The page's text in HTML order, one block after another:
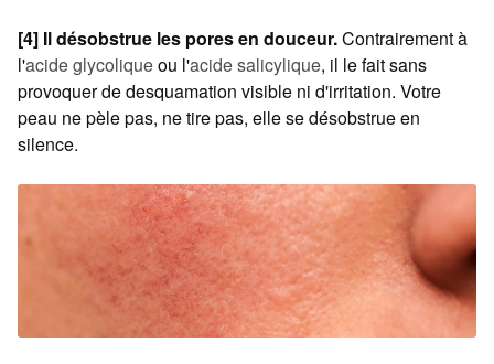
[4] Il désobstrue les pores en douceur.Contrairement à
l'acide glycoliqueou l'acide salicylique, il le fait sans
provoquer de desquamation visible ni d'irritation. Votre
peau ne pèle pas, ne tire pas, elle se désobstrue en
silence.